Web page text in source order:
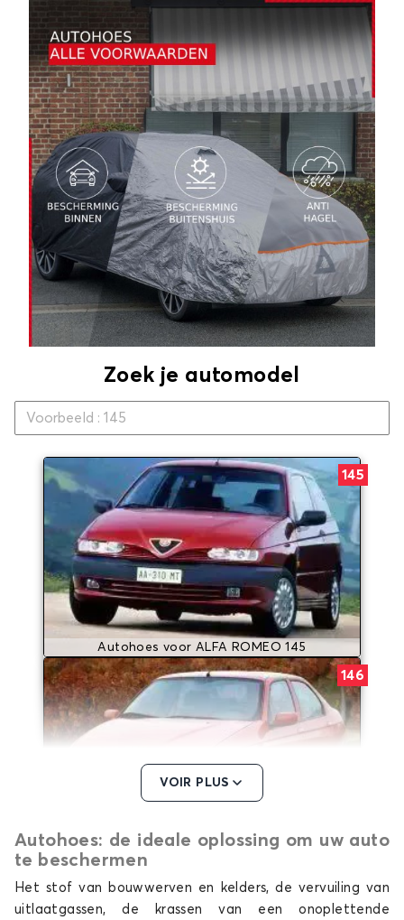
Zoek je automodel
145
Autohoes voor ALFA ROMEO 145
146
Autohoes voor ALFA ROMEO 146
VOIR PLUS
Autohoes: de ideale oplossing om uw auto
te beschermen
Het stof van bouwwerven en kelders, de vervuiling van
uitlaatgassen, de krassen van een onoplettende